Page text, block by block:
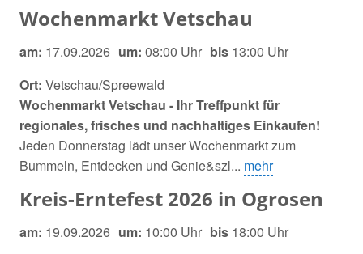
Wochenmarkt Vetschau
am: 17.09.2026 um: 08:00 Uhr bis 13:00 Uhr
Ort: Vetschau/Spreewald
Wochenmarkt Vetschau - Ihr Treffpunkt für
regionales, frisches und nachhaltiges Einkaufen!
Jeden Donnerstag lädt unser Wochenmarkt zum
Bummeln, Entdecken und Genie&szl... mehr
Kreis-Erntefest 2026 in Ogrosen
am: 19.09.2026 um: 10:00 Uhr bis 18:00 Uhr